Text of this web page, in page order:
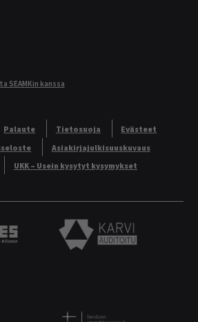
SEAMKin kanssa
Palaute Tietosuoja
Evästeet
Asiakirjajulkisuuskuvaus
UKK – Usein kysytyt kysymykset
European University Alliance logo
Karvi Auditoitu logo